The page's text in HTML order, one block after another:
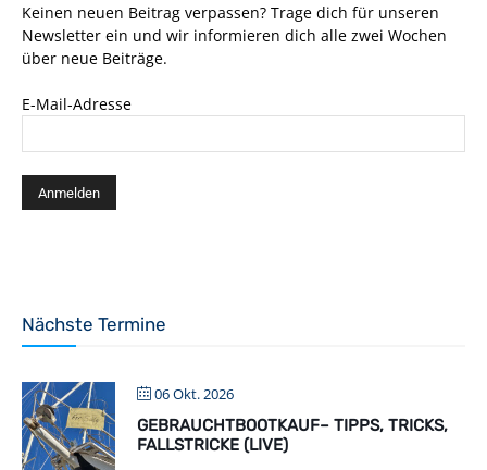
Keinen neuen Beitrag verpassen? Trage dich für unseren
Newsletter ein und wir informieren dich alle zwei Wochen
über neue Beiträge.
E-Mail-Adresse
Nächste Termine
06 Okt. 2026
GEBRAUCHTBOOTKAUF– TIPPS, TRICKS,
FALLSTRICKE (LIVE)